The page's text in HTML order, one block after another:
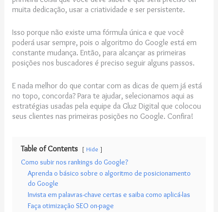
muita dedicação, usar a criatividade e ser persistente.
Isso porque não existe uma fórmula única e que você
poderá usar sempre, pois o algoritmo do Google está em
constante mudança. Então, para alcançar as primeiras
posições nos buscadores é preciso seguir alguns passos.
E nada melhor do que contar com as dicas de quem já está
no topo, concorda? Para te ajudar, selecionamos aqui as
estratégias usadas pela equipe da Gluz Digital que colocou
seus clientes nas primeiras posições no Google. Confira!
Table of Contents Hide
Como subir nos rankings do Google?
Aprenda o básico sobre o algoritmo de posicionamento
do Google
Invista em palavras-chave certas e saiba como aplicá-las
Faça otimização SEO on-page